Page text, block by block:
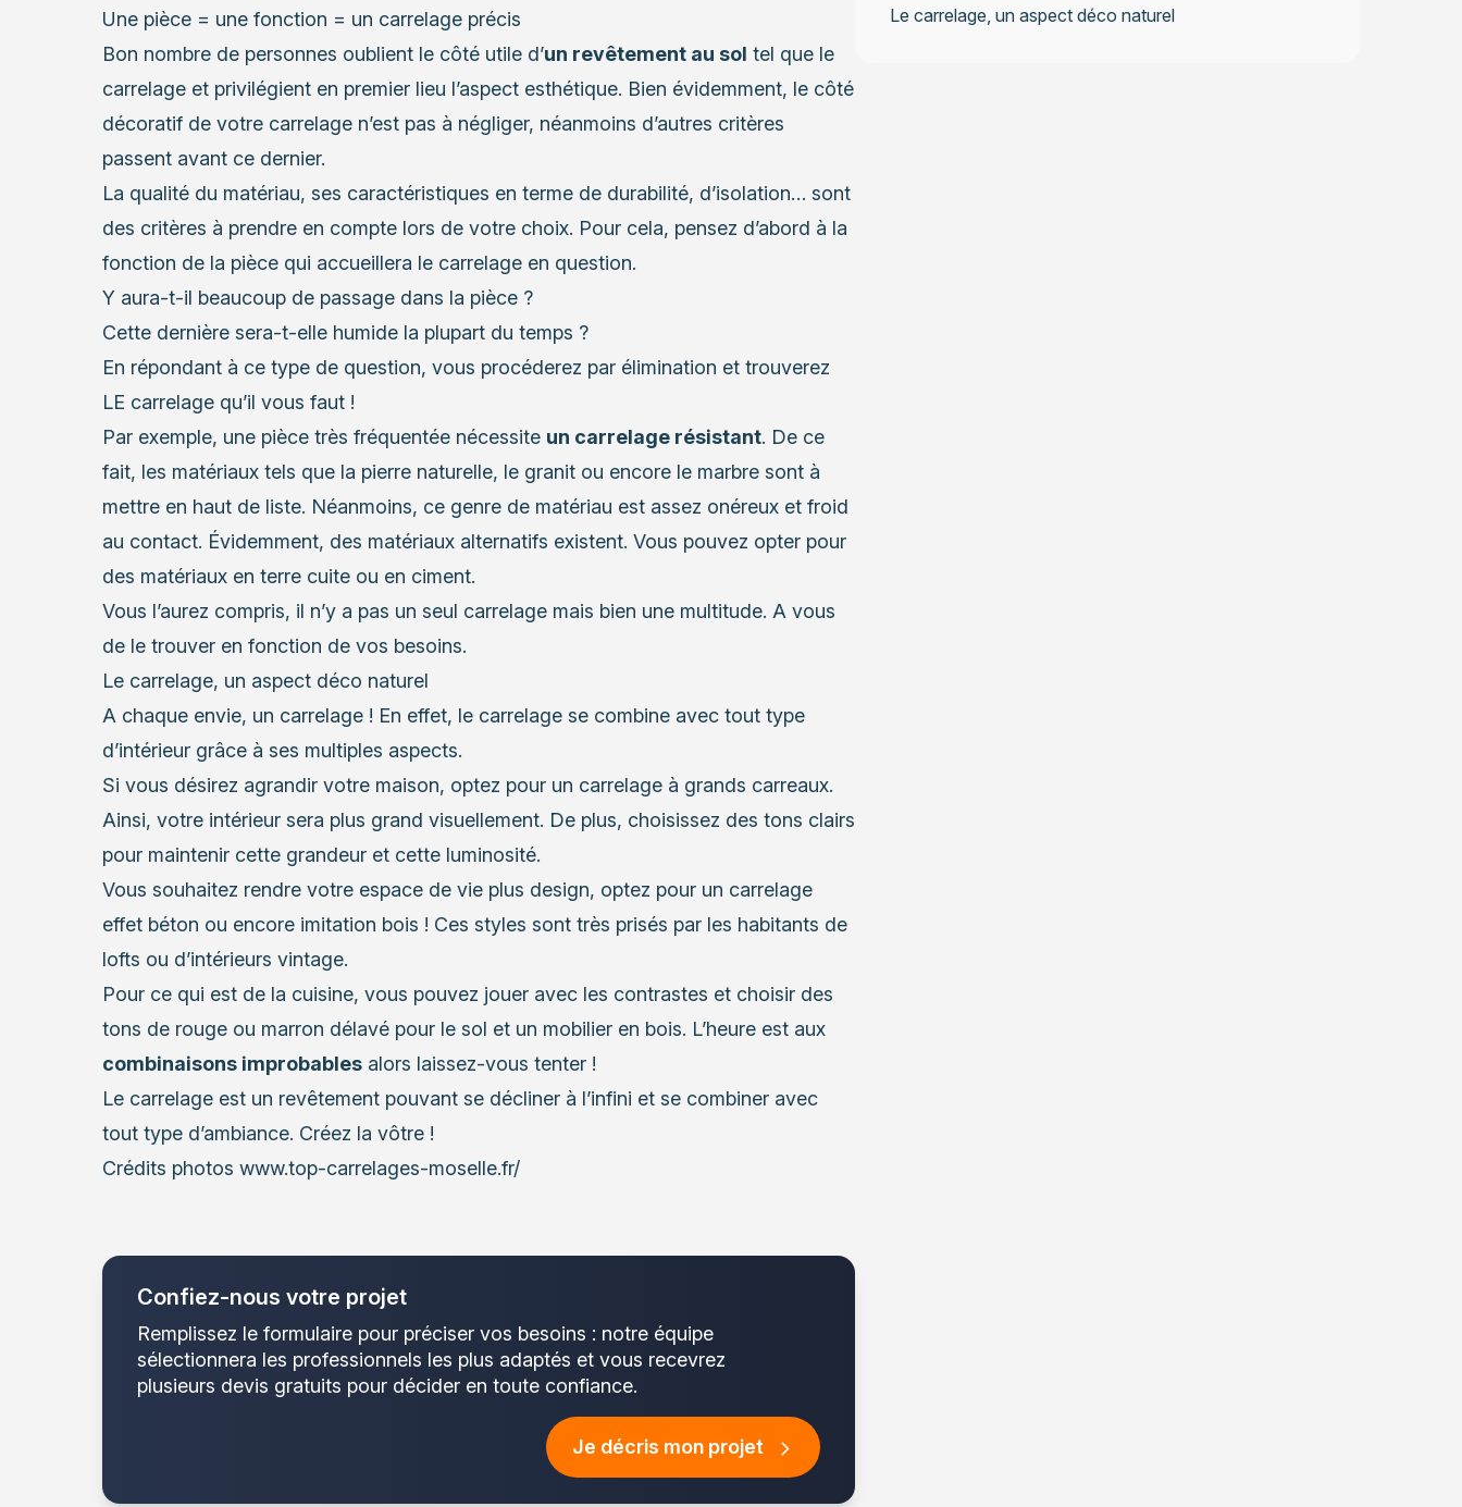
Une pièce = une fonction = un carrelage précis
Bon nombre de personnes oublient le côté utile d’un revêtement au sol tel que le
carrelage et privilégient en premier lieu l’aspect esthétique. Bien évidemment, le côté
décoratif de votre carrelage n’est pas à négliger, néanmoins d’autres critères
passent avant ce dernier.
La qualité du matériau, ses caractéristiques en terme de durabilité, d’isolation… sont
des critères à prendre en compte lors de votre choix. Pour cela, pensez d’abord à la
fonction de la pièce qui accueillera le carrelage en question.
Y aura-t-il beaucoup de passage dans la pièce ?
Cette dernière sera-t-elle humide la plupart du temps ?
En répondant à ce type de question, vous procéderez par élimination et trouverez
LE carrelage qu’il vous faut !
Par exemple, une pièce très fréquentée nécessite un carrelage résistant. De ce
fait, les matériaux tels que la pierre naturelle, le granit ou encore le marbre sont à
mettre en haut de liste. Néanmoins, ce genre de matériau est assez onéreux et froid
au contact. Évidemment, des matériaux alternatifs existent. Vous pouvez opter pour
des matériaux en terre cuite ou en ciment.
Vous l’aurez compris, il n’y a pas un seul carrelage mais bien une multitude. A vous
de le trouver en fonction de vos besoins.
Le carrelage, un aspect déco naturel
A chaque envie, un carrelage ! En effet, le carrelage se combine avec tout type
d’intérieur grâce à ses multiples aspects.
Si vous désirez agrandir votre maison, optez pour un carrelage à grands carreaux.
Ainsi, votre intérieur sera plus grand visuellement. De plus, choisissez des tons clairs
pour maintenir cette grandeur et cette luminosité.
Vous souhaitez rendre votre espace de vie plus design, optez pour un carrelage
effet béton ou encore imitation bois ! Ces styles sont très prisés par les habitants de
lofts ou d’intérieurs vintage.
Pour ce qui est de la cuisine, vous pouvez jouer avec les contrastes et choisir des
tons de rouge ou marron délavé pour le sol et un mobilier en bois. L’heure est aux
combinaisons improbables alors laissez-vous tenter !
Le carrelage est un revêtement pouvant se décliner à l’infini et se combiner avec
tout type d’ambiance. Créez la vôtre !
Crédits photos www.top-carrelages-moselle.fr/
Confiez-nous votre projet
Remplissez le formulaire pour préciser vos besoins : notre équipe
sélectionnera les professionnels les plus adaptés et vous recevrez
plusieurs devis gratuits pour décider en toute confiance.
Je décris mon projet
Le carrelage, un aspect déco naturel